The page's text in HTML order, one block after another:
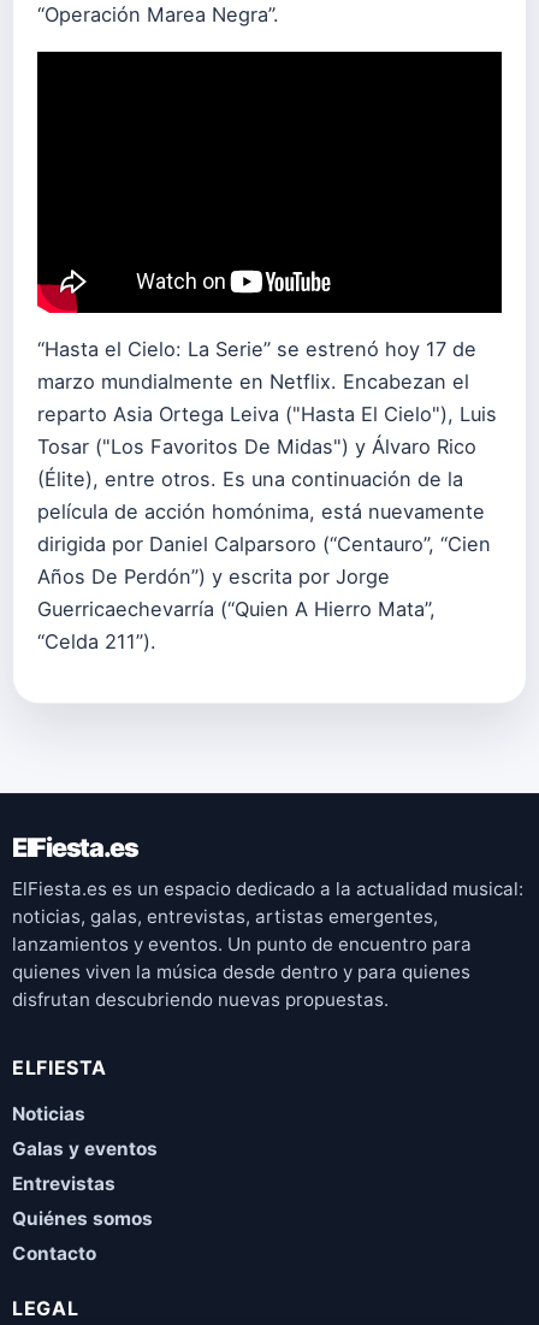
“Operación Marea Negra”.
“Hasta el Cielo: La Serie” se estrenó hoy 17 de
marzo mundialmente en Netflix. Encabezan el
reparto Asia Ortega Leiva ("Hasta El Cielo"), Luis
Tosar ("Los Favoritos De Midas") y Álvaro Rico
(Élite), entre otros. Es una continuación de la
película de acción homónima, está nuevamente
dirigida por Daniel Calparsoro (“Centauro”, “Cien
Años De Perdón”) y escrita por Jorge
Guerricaechevarría (“Quien A Hierro Mata”,
“Celda 211”).
ElFiesta.es
ElFiesta.es es un espacio dedicado a la actualidad musical:
noticias, galas, entrevistas, artistas emergentes,
lanzamientos y eventos. Un punto de encuentro para
quienes viven la música desde dentro y para quienes
disfrutan descubriendo nuevas propuestas.
ELFIESTA
Noticias
Galas y eventos
Entrevistas
Quiénes somos
Contacto
LEGAL